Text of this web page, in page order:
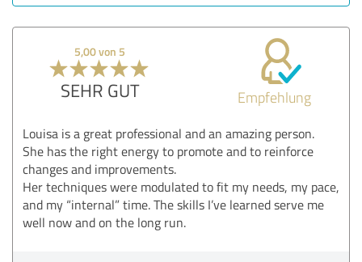
Leistungen
Durchführung
Beratung
Bewertung anzeigen
5,00 von 5
SEHR GUT Empfehlung
Louisa is a great professional and an amazing person.
She has the right energy to promote and to reinforce
changes and improvements.
Her techniques were modulated to fit my needs, my pace,
and my “internal” time. The skills I’ve learned serve me
well now and on the long run.